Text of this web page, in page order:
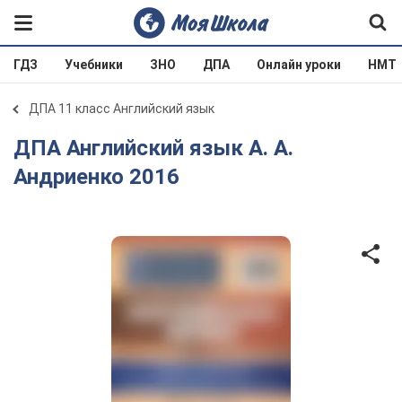
ГДЗ Учебники ЗНО ДПА Онлайн уроки НМТ
ДПА 11 класс Английский язык
ДПА Английский язык А. А.
Андриенко 2016